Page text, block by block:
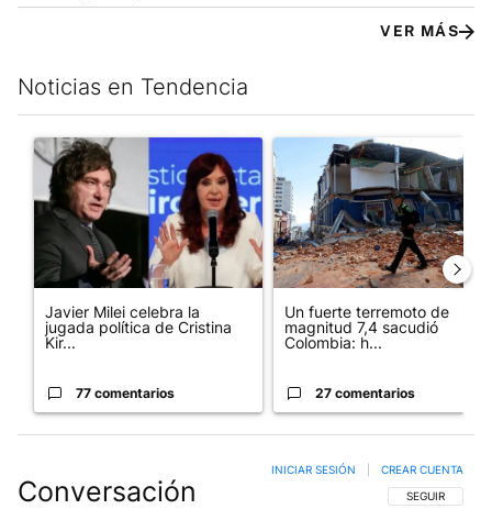
VER MÁS
Noticias en Tendencia
Este listado muestra los artículos con más comentarios en los
Un artículo de tendencia con el título "Javier Milei celebra la
Javier Milei celebra la
jugada política de Cristina
Kir...
77 comentarios
Un artículo de tendencia con
Un fuerte terremoto de
magnitud 7,4 sacudió
Colombia: h...
27 comentarios
Conversación SIGA ESTA
SEGUIR
INICIAR SESIÓN CREAR CUENTA